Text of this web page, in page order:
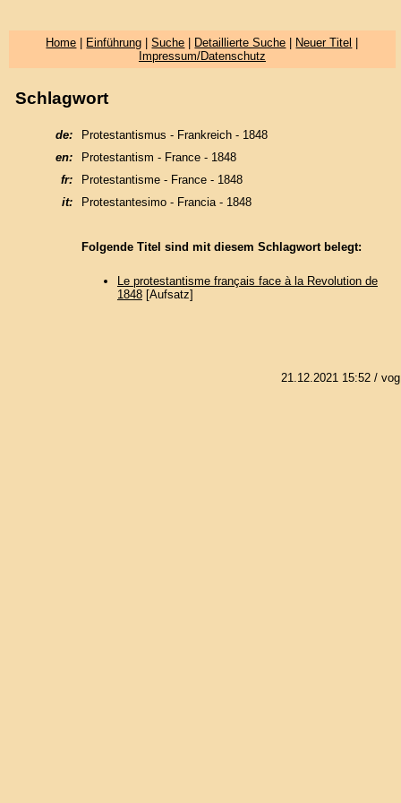
Home Einführung |Suche Detaillierte Suche Neuer Titel
Impressum/Datenschutz
Schlagwort
de:
Protestantismus - Frankreich - 1848
en:
Protestantism - France - 1848
fr:
Protestantisme - France - 1848
it:
Protestantesimo - Francia - 1848
Folgende Titel sind mit diesem Schlagwort belegt:
Le protestantisme français face à la Revolution de
1848[Aufsatz]
21.12.2021 15:52/ vog